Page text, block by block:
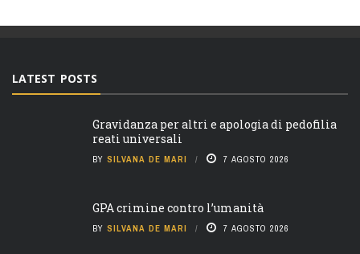
LATEST POSTS
Gravidanza per altri e apologia di pedofilia
reati universali
BY SILVANA DE MARI 7 AGOSTO 2026
GPA crimine contro l’umanità
BY SILVANA DE MARI 7 AGOSTO 2026